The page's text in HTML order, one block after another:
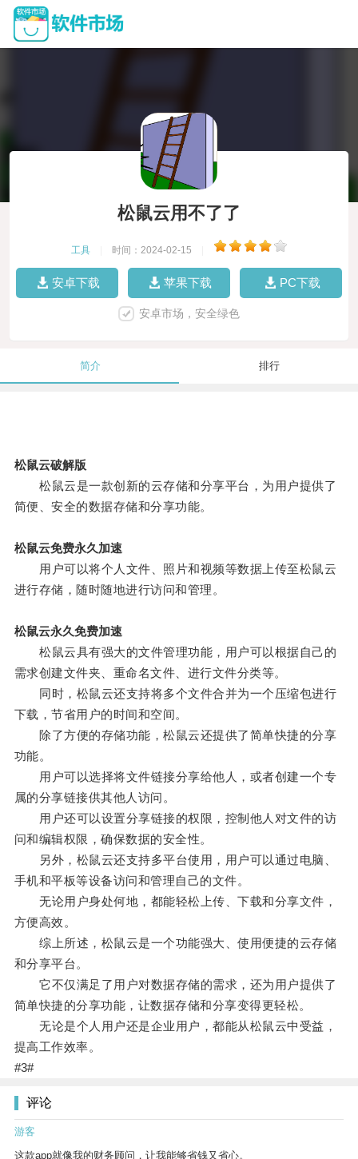
松鼠云用不了了
工具 时间：2024-02-15
安卓下载 苹果下载 PC下载
安卓市场，安全绿色
简介 排行
松鼠云破解版
松鼠云是一款创新的云存储和分享平台，为用户提供了
简便、安全的数据存储和分享功能。
松鼠云免费永久加速
用户可以将个人文件、照片和视频等数据上传至松鼠云
进行存储，随时随地进行访问和管理。
松鼠云永久免费加速
松鼠云具有强大的文件管理功能，用户可以根据自己的
需求创建文件夹、重命名文件、进行文件分类等。
同时，松鼠云还支持将多个文件合并为一个压缩包进行
下载，节省用户的时间和空间。
除了方便的存储功能，松鼠云还提供了简单快捷的分享
功能。
用户可以选择将文件链接分享给他人，或者创建一个专
属的分享链接供其他人访问。
用户还可以设置分享链接的权限，控制他人对文件的访
问和编辑权限，确保数据的安全性。
另外，松鼠云还支持多平台使用，用户可以通过电脑、
手机和平板等设备访问和管理自己的文件。
无论用户身处何地，都能轻松上传、下载和分享文件，
方便高效。
综上所述，松鼠云是一个功能强大、使用便捷的云存储
和分享平台。
它不仅满足了用户对数据存储的需求，还为用户提供了
简单快捷的分享功能，让数据存储和分享变得更轻松。
无论是个人用户还是企业用户，都能从松鼠云中受益，
提高工作效率。
#3#
评论
游客
这款app就像我的财务顾问，让我能够省钱又省心。